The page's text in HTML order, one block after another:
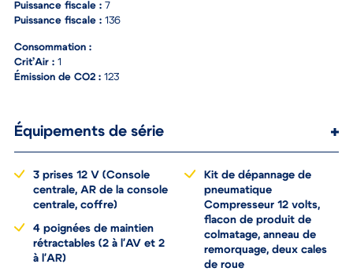
Puissance fiscale : 7
Puissance fiscale : 136
Consommation :
Crit’Air : 1
Émission de CO2 : 123
Équipements de série
3 prises 12 V (Console
centrale, AR de la console
centrale, coffre)
4 poignées de maintien
rétractables (2 à l'AV et 2
à l'AR)
Kit de dépannage de
pneumatique
Compresseur 12 volts,
flacon de produit de
colmatage, anneau de
remorquage, deux cales
de roue